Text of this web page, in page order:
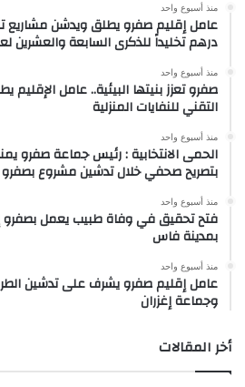
منذ أسبوع واحد
درهم تخليداً للذكرى السابعة والعشرين
منذ أسبوع واحد
صفرو تعزز بنيتها البيئية.. عامل
التقني للنفايات المنزلية
منذ أسبوع واحد
الحمى الانتخابية : رئيس جماعة صفرو
بتصريح صحفي خلال تدشين مشروع بصفرو
منذ أسبوع واحد
فتح تحقيق في وفاة طبيب يعمل
بمدينة فاس
منذ أسبوع واحد
عامل إقليم صفرو يشرف على تدشين
وجماعة إغزران
أخر المقالات